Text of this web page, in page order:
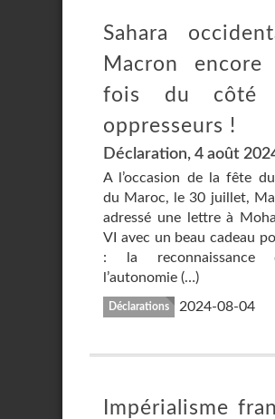
Sahara
Macron encore
fois du côté
oppresseurs !
Déclaration, 4 août
A l’occasion de la fête
du Maroc, le 30 juillet,
adressé une lettre à
VI avec un beau cadeau
: la reconnaissance
l’autonomie (…)
Déclarations 2024-08-04
Impérialisme